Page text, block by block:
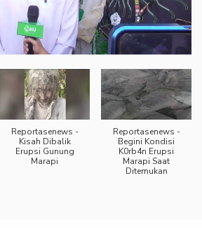
Reportasenews -
Kisah Dibalik
Erupsi Gunung
Marapi
Reportasenews -
Begini Kondisi
K0rb4n Erupsi
Marapi Saat
Ditemukan